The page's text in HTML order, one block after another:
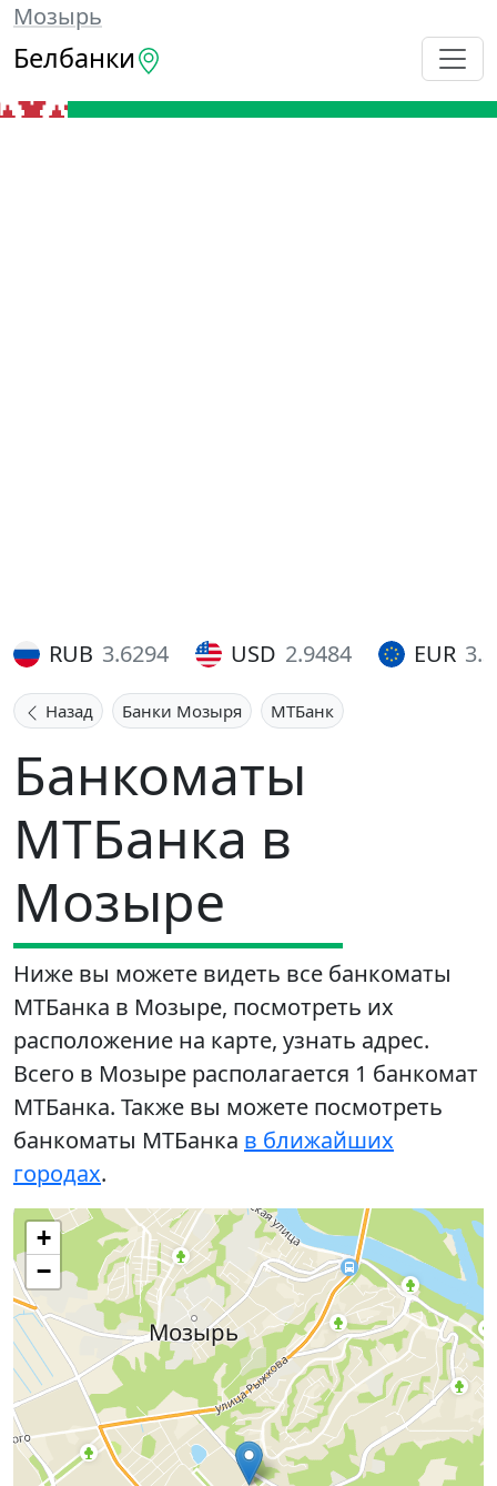
Мозырь
Белбанки
RUB 3.6294 USD 2.9484 EUR
Назад Банки Мозыря МТБанк
Банкоматы
МТБанка в
Мозыре
Ниже вы можете видеть все банкоматы
МТБанка в Мозыре, посмотреть их
расположение на карте, узнать адрес.
Всего в Мозыре располагается 1 банкомат
МТБанка. Также вы можете посмотреть
банкоматы МТБанка в ближайших
городах.
+
−